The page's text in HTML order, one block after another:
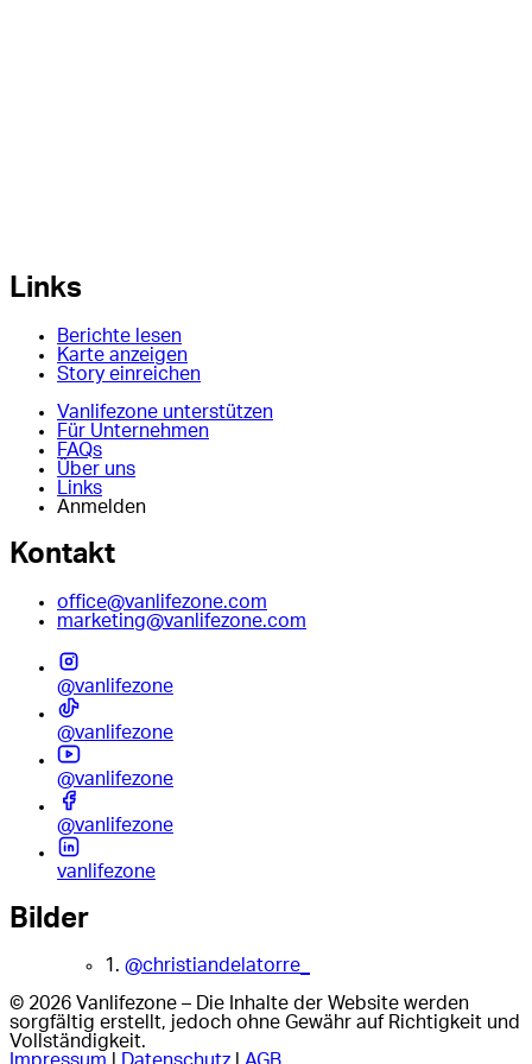
Links
Berichte lesen
Karte anzeigen
Story einreichen
Vanlifezone unterstützen
Für Unternehmen
FAQs
Über uns
Links
Anmelden
Kontakt
office@vanlifezone.com
marketing@vanlifezone.com
@vanlifezone
@vanlifezone
@vanlifezone
@vanlifezone
vanlifezone
Bilder
1. @christiandelatorre_
© 2026 Vanlifezone – Die Inhalte der Website werden
sorgfältig erstellt, jedoch ohne Gewähr auf Richtigkeit und
Vollständigkeit.